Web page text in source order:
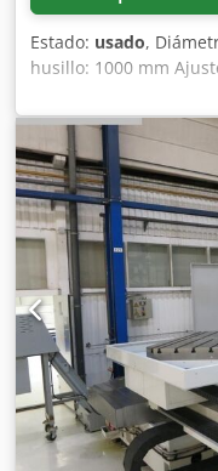
Estado: usado,
husillo: 1000 mm
mm Desplazamiento
mm/min Ajuste
husillo: ISO 50 P.D.B.
Diámetro de la
técnicos son
que no son
venta previa; aplican
generales de venta.
propias en almacén
almacenamiento,
artículos de
máquinas, líneas de
Contáctenos.
web. Las visitas son
Acqjr Esperamos su